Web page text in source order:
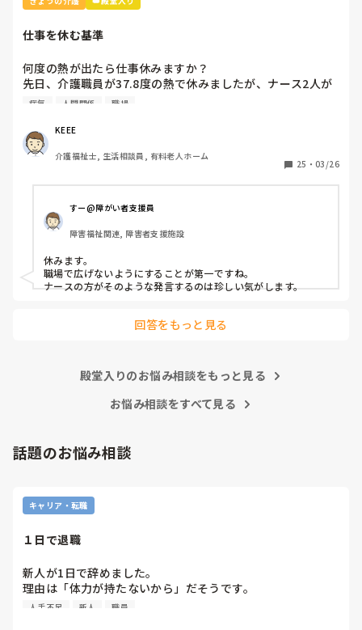
頭では、わかってるんだよなー。トランスもパッド交換も
ね。
ってるのに、トランスやらせてもらってない、パッド交換で
きないとか、どうなんだろ。今の施設。よくわかりません。
仕事を休む基準
何度の熱が出たら仕事休みますか？
先日、介護職員が37.8度の熱で休みましたが、ナース2人が
「37.8度くらいで休む？私なら休まない。甘えよね」等、会
熱が低く微熱でもしんどいので)
皆さんの意見が聞きたいです。
病気 人間関係 職場
KEEE
介護福祉士, 生活相談員, 有料老人ホーム
25 ・ 03/26
すー@障がい者支援員
障害福祉関連, 障害者支援施設
休みます。
職場で広げないようにすることが第一ですね。
ナースの方がそのような発言するのは珍しい気がします。
回答をもっと見る
殿堂入りのお悩み相談をもっと見る
お悩み相談をすべて見る
話題のお悩み相談
キャリア・転職
１日で退職
新人が1日で辞めました。
理由は「体力が持たないから」だそうです。
人手不足 新人 職員